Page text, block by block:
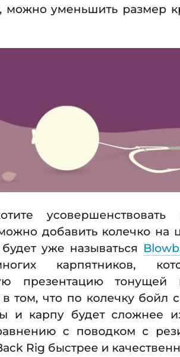
можно уменьшить размер
усовершенствовать
добавить колечко на
уже называться
карпятников,
презентацию тонущей
том, что по колечку бойл
и карпу будет сложнее
с поводком с
Rig быстрее и